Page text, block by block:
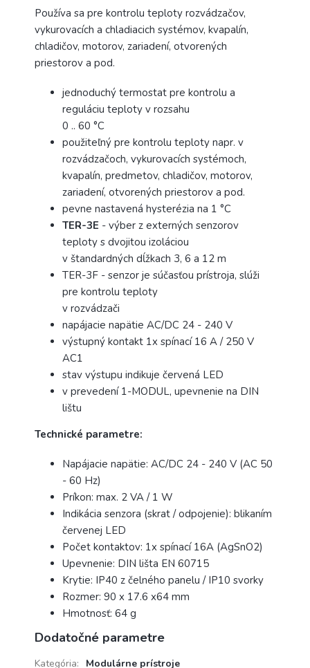
Používa sa pre kontrolu teploty rozvádzačov,
vykurovacích a chladiacich systémov, kvapalín,
chladičov, motorov, zariadení, otvorených
priestorov a pod.
jednoduchý termostat pre kontrolu a
reguláciu teploty v rozsahu
0 .. 60 °C
použiteľný pre kontrolu teploty napr. v
rozvádzačoch, vykurovacích systémoch,
kvapalín, predmetov, chladičov, motorov,
zariadení, otvorených priestorov a pod.
pevne nastavená hysterézia na 1 °C
TER-3E - výber z externých senzorov
teploty s dvojitou izoláciou
v štandardných dĺžkach 3, 6 a 12 m
TER-3F - senzor je súčasťou prístroja, slúži
pre kontrolu teploty
v rozvádzači
napájacie napätie AC/DC 24 - 240 V
výstupný kontakt 1x spínací 16 A / 250 V
AC1
stav výstupu indikuje červená LED
v prevedení 1-MODUL, upevnenie na DIN
lištu
Technické parametre:
Napájacie napätie: AC/DC 24 - 240 V (AC 50
- 60 Hz)
Príkon: max. 2 VA / 1 W
Indikácia senzora (skrat / odpojenie): blikaním
červenej LED
Počet kontaktov: 1x spínací 16A (AgSnO2)
Upevnenie: DIN lišta EN 60715
Krytie: IP40 z čelného panelu / IP10 svorky
Rozmer: 90 x 17.6 x64 mm
Hmotnosť: 64 g
Dodatočné parametre
Kategória:
Modulárne prístroje